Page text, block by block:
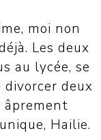
moi non
Les deux
au lycée, se
deux
âprement
Hailie.